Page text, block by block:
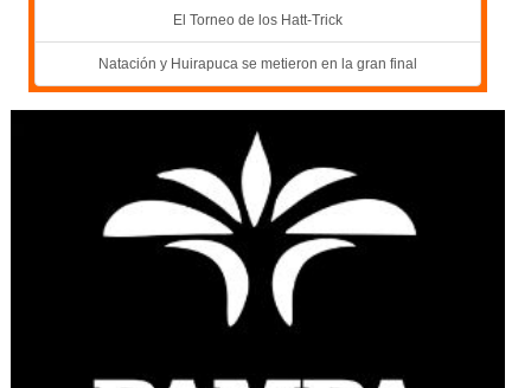
El Torneo de los Hatt-Trick
Natación y Huirapuca se metieron en la gran final